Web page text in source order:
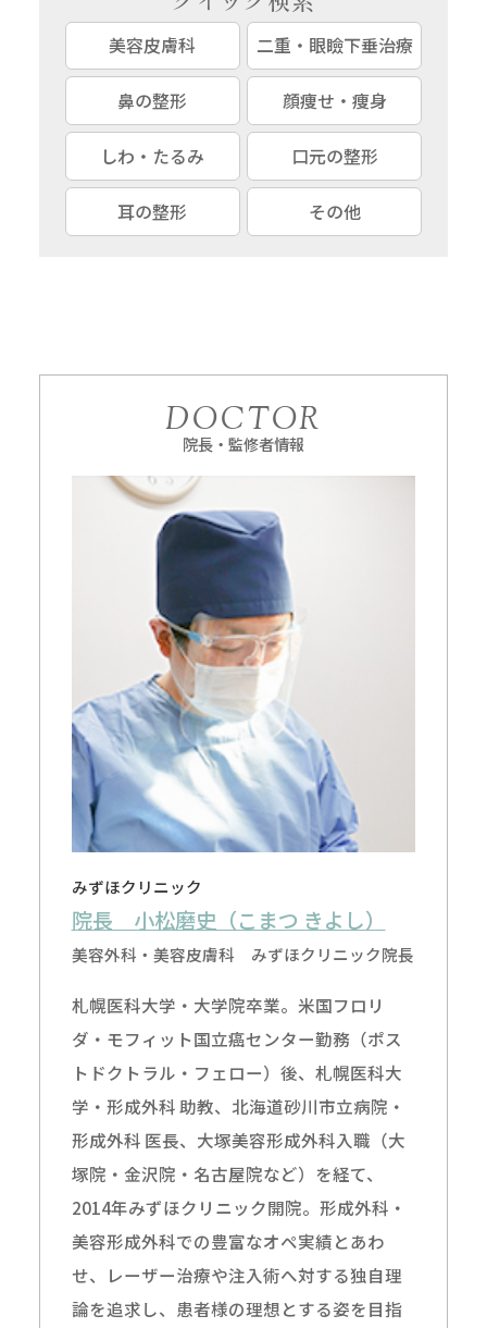
美容皮膚科 二重・眼瞼下垂治療
鼻の整形 顔痩せ・痩身
しわ・たるみ 口元の整形
耳の整形 その他
DOCTOR
院長・監修者情報
みずほクリニック
院長 小松磨史（こまつ きよし）
美容外科・美容皮膚科 みずほクリニック院長
札幌医科大学・大学院卒業。米国フロリ
ダ・モフィット国立癌センター勤務（ポス
トドクトラル・フェロー）後、札幌医科大
学・形成外科 助教、北海道砂川市立病院・
形成外科 医長、大塚美容形成外科入職（大
塚院・金沢院・名古屋院など）を経て、
2014年みずほクリニック開院。形成外科・
美容形成外科での豊富なオペ実績とあわ
せ、レーザー治療や注入術へ対する独自理
論を追求し、患者様の理想とする姿を目指